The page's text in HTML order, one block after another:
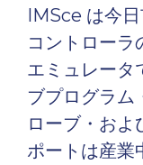
IMSce は今
コントローラ
エミュレータ
ブプログラム
ローブ・およ
ポートは産業